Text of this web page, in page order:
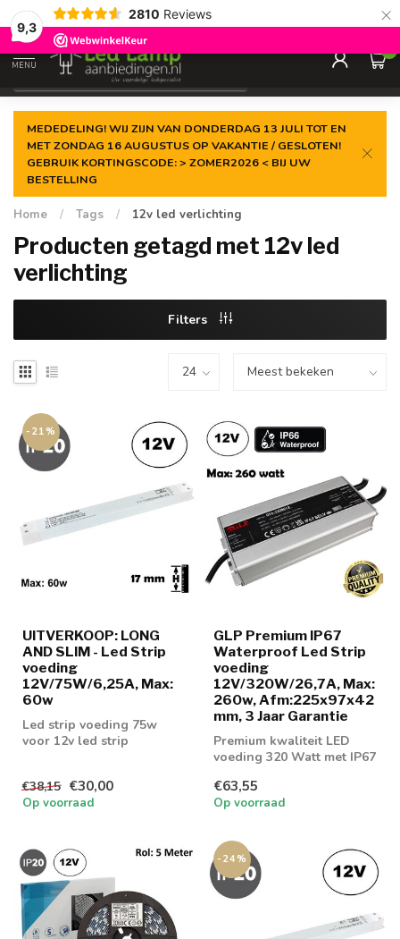
9,3
2810 Reviews ×
Gegarandeerde delaagste prijs
MENU
0
MEDEDELING! WIJ ZIJN VAN DONDERDAG 13 JULI TOT EN
MET ZONDAG 16 AUGUSTUS OP VAKANTIE / GESLOTEN!
GEBRUIK KORTINGSCODE: > ZOMER2026 < BIJ UW
BESTELLING
Home / Tags / 12v led verlichting
Producten getagd met 12v led
verlichting
Filters
-21%
UITVERKOOP: LONG
AND SLIM - Led Strip
voeding
12V/75W/6,25A, Max:
60w
Led strip voeding 75w
voor 12v led strip
€38,15 €30,00
Op voorraad
GLP Premium IP67
Waterproof Led Strip
voeding
12V/320W/26,7A, Max:
260w, Afm:225x97x42
mm, 3 Jaar Garantie
Premium kwaliteit LED
voeding 320 Watt met IP67
€63,55
Op voorraad
-24%